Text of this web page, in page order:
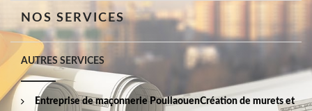
NOS SERVICES
AUTRES SERVICES
Entreprise de maçonnerie PoullaouenCréation de murets et